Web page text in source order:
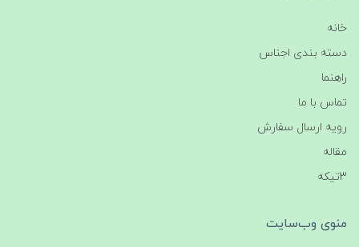
خانه
دسته بندی اجناس
راهنما
تماس با ما
رویه ارسال سفارش
مقاله
3تیکه
منوی وب‌سایت